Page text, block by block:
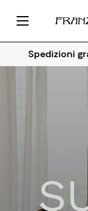
Spedizioni